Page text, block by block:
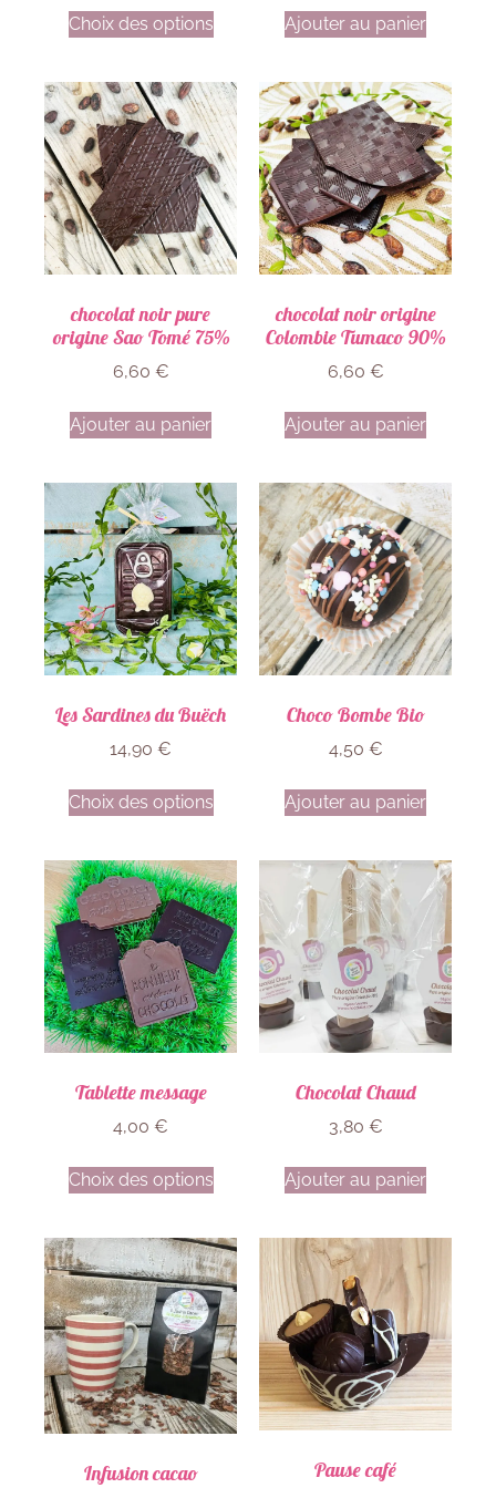
Choix des options Ajouter au panier
chocolat noir pure
origine Sao Tomé 75%
6,60 €
Ajouter au panier
chocolat noir origine
Colombie Tumaco 90%
6,60 €
Ajouter au panier
Les Sardines du Buëch
14,90 €
Choix des options
Choco Bombe Bio
4,50 €
Ajouter au panier
Tablette message
4,00 €
Choix des options
Chocolat Chaud
3,80 €
Ajouter au panier
Infusion cacao Pause café